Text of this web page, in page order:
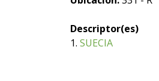
Descriptor(es)
1. SUECIA